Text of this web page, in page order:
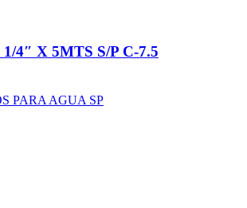
4″ X 5MTS S/P C-7.5
PARA AGUA SP